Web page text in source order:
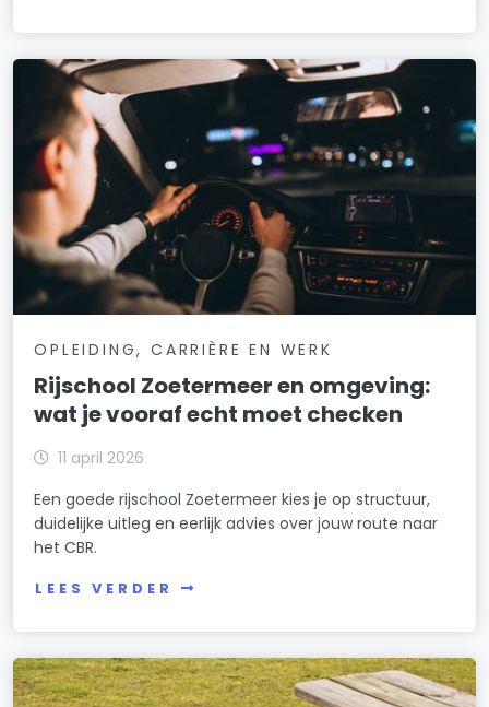
OPLEIDING, CARRIÈRE EN WERK
Rijschool Zoetermeer en omgeving:
wat je vooraf echt moet checken
11 april 2026
Een goede rijschool Zoetermeer kies je op structuur,
duidelijke uitleg en eerlijk advies over jouw route naar
het CBR.
LEES VERDER